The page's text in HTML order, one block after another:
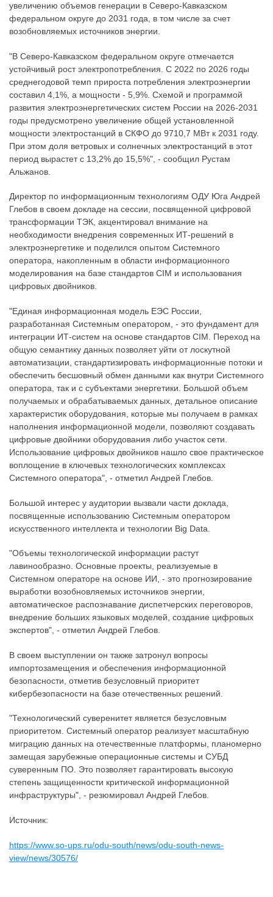
увеличению объемов генерации в Северо-Кавказском
федеральном округе до 2031 года, в том числе за счет
возобновляемых источников энергии.
"В Северо-Кавказском федеральном округе отмечается
устойчивый рост электропотребления. С 2022 по 2026 годы
среднегодовой темп прироста потребления электроэнергии
составил 4,1%, а мощности - 5,9%. Схемой и программой
развития электроэнергетических систем России на 2026-2031
годы предусмотрено увеличение общей установленной
мощности электростанций в СКФО до 9710,7 МВт к 2031 году.
При этом доля ветровых и солнечных электростанций в этот
период вырастет с 13,2% до 15,5%", - сообщил Рустам
Альжанов.
Директор по информационным технологиям ОДУ Юга Андрей
Глебов в своем докладе на сессии, посвященной цифровой
трансформации ТЭК, акцентировал внимание на
необходимости внедрения современных ИТ-решений в
электроэнергетике и поделился опытом Системного
оператора, накопленным в области информационного
моделирования на базе стандартов CIM и использования
цифровых двойников.
"Единая информационная модель ЕЭС России,
разработанная Системным оператором, - это фундамент для
интеграции ИТ-систем на основе стандартов CIM. Переход на
общую семантику данных позволяет уйти от лоскутной
автоматизации, стандартизировать информационные потоки и
обеспечить бесшовный обмен данными как внутри Системного
оператора, так и с субъектами энергетики. Большой объем
получаемых и обрабатываемых данных, детальное описание
характеристик оборудования, которые мы получаем в рамках
наполнения информационной модели, позволяют создавать
цифровые двойники оборудования либо участок сети.
Использование цифровых двойников нашло свое практическое
воплощение в ключевых технологических комплексах
Системного оператора", - отметил Андрей Глебов.
Большой интерес у аудитории вызвали части доклада,
посвященные использованию Системным оператором
искусственного интеллекта и технологии Big Data.
"Объемы технологической информации растут
лавинообразно. Основные проекты, реализуемые в
Системном операторе на основе ИИ, - это прогнозирование
выработки возобновляемых источников энергии,
автоматическое распознавание диспетчерских переговоров,
внедрение больших языковых моделей, создание цифровых
экспертов", - отметил Андрей Глебов.
В своем выступлении он также затронул вопросы
импортозамещения и обеспечения информационной
безопасности, отметив безусловный приоритет
кибербезопасности на базе отечественных решений.
"Технологический суверенитет является безусловным
приоритетом. Системный оператор реализует масштабную
миграцию данных на отечественные платформы, планомерно
замещая зарубежные операционные системы и СУБД
суверенным ПО. Это позволяет гарантировать высокую
степень защищенности критической информационной
инфраструктуры", - резюмировал Андрей Глебов.
Источник:
https://www.so-ups.ru/odu-south/news/odu-south-news-
view/news/30576/